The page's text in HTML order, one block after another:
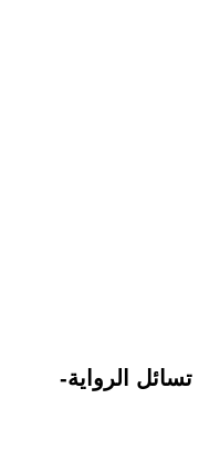
-اللجنة- لصنع الله إبراهيم.. كيف تسائل الرواية